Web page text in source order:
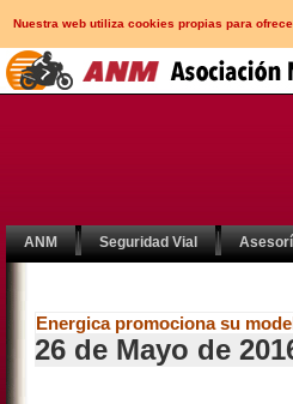
Nuestra web utiliza cookies propias para
ANM Seguridad Vial
Energica promociona su
26 de Mayo de